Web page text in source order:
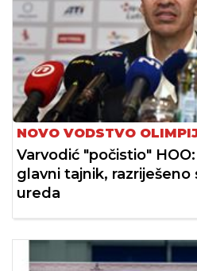
NOVO VODSTVO
Varvodić "počistio"
glavni tajnik,
ureda